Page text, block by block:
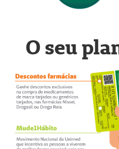
O seu